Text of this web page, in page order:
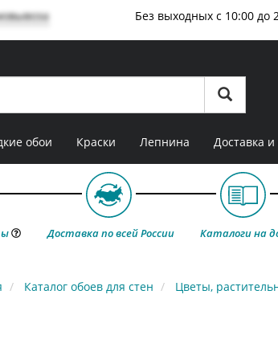
Без выходных с 10:00 до
обои Краски Лепнина Доставка и
Доставка по всей России Каталоги на
Каталог обоев для стен Цветы,